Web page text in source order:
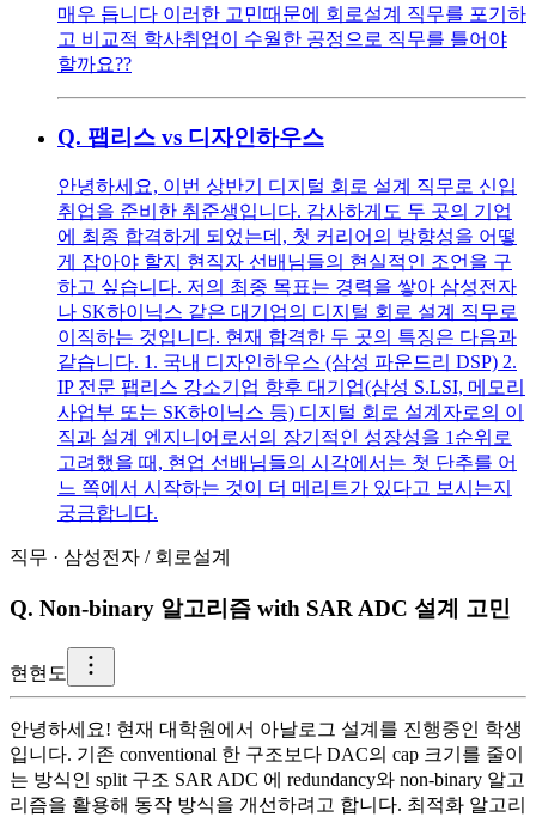
매우 듭니다 이러한 고민때문에 회로설계 직무를 포기하
고 비교적 학사취업이 수월한 공정으로 직무를 틀어야
할까요??
Q. 팹리스 vs 디자인하우스
안녕하세요, 이번 상반기 디지털 회로 설계 직무로 신입
취업을 준비한 취준생입니다. 감사하게도 두 곳의 기업
에 최종 합격하게 되었는데, 첫 커리어의 방향성을 어떻
게 잡아야 할지 현직자 선배님들의 현실적인 조언을 구
하고 싶습니다. 저의 최종 목표는 경력을 쌓아 삼성전자
나 SK하이닉스 같은 대기업의 디지털 회로 설계 직무로
이직하는 것입니다. 현재 합격한 두 곳의 특징은 다음과
같습니다. 1. 국내 디자인하우스 (삼성 파운드리 DSP) 2.
IP 전문 팹리스 강소기업 향후 대기업(삼성 S.LSI, 메모리
사업부 또는 SK하이닉스 등) 디지털 회로 설계자로의 이
직과 설계 엔지니어로서의 장기적인 성장성을 1순위로
고려했을 때, 현업 선배님들의 시각에서는 첫 단추를 어
느 쪽에서 시작하는 것이 더 메리트가 있다고 보시는지
궁금합니다.
직무 · 삼성전자 / 회로설계
Q. Non-binary 알고리즘 with SAR ADC 설계 고민
현 현도
안녕하세요! 현재 대학원에서 아날로그 설계를 진행중인 학생
입니다. 기존 conventional 한 구조보다 DAC의 cap 크기를 줄이
는 방식인 split 구조 SAR ADC 에 redundancy와 non-binary 알고
리즘을 활용해 동작 방식을 개선하려고 합니다. 최적화 알고리